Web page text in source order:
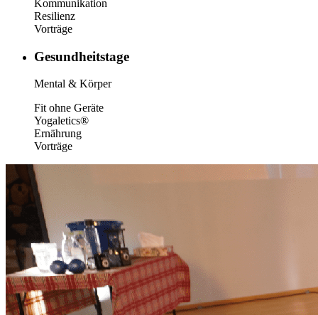
Kommunikation
Resilienz
Vorträge
Gesundheitstage
Mental & Körper
Fit ohne Geräte
Yogaletics®
Ernährung
Vorträge